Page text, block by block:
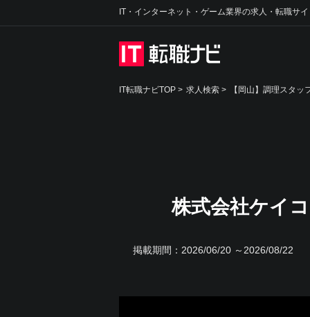
IT・インターネット・ゲーム業界の求人・転職サ
IT転職ナビTOP > 求人検索 > 【岡山】調理スタ
株式会社ケイ
掲載期間： 2026/06/20 ～2026/08/22